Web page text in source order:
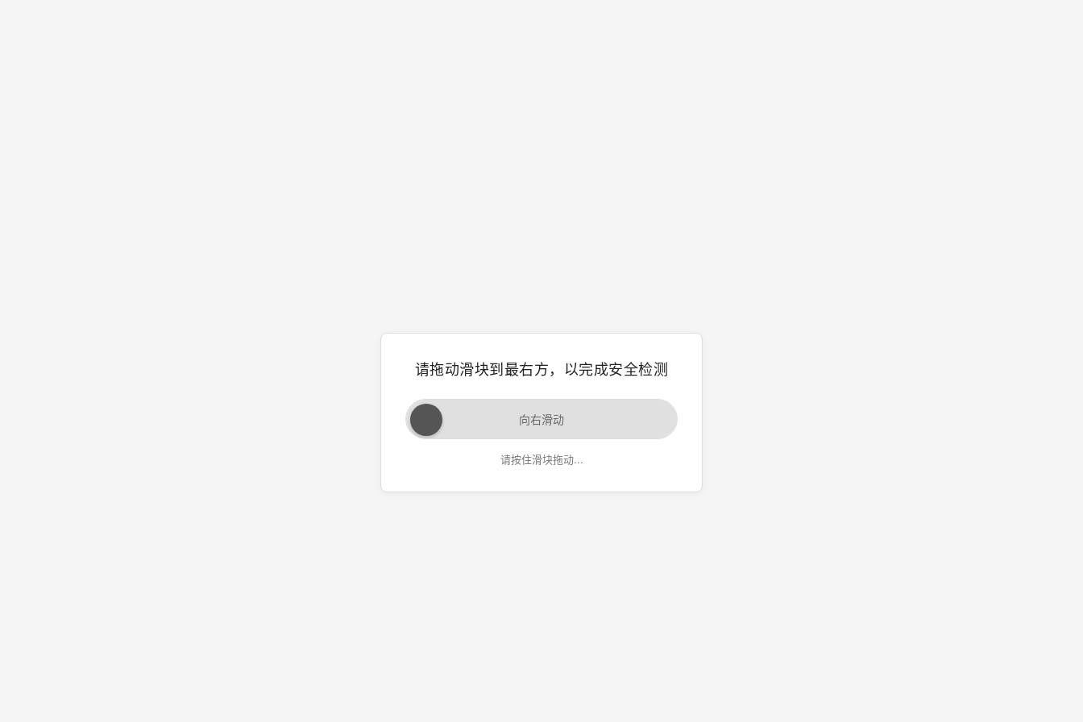
请拖动滑块到最右方，以完成安全检测
向右滑动
请按住滑块拖动...